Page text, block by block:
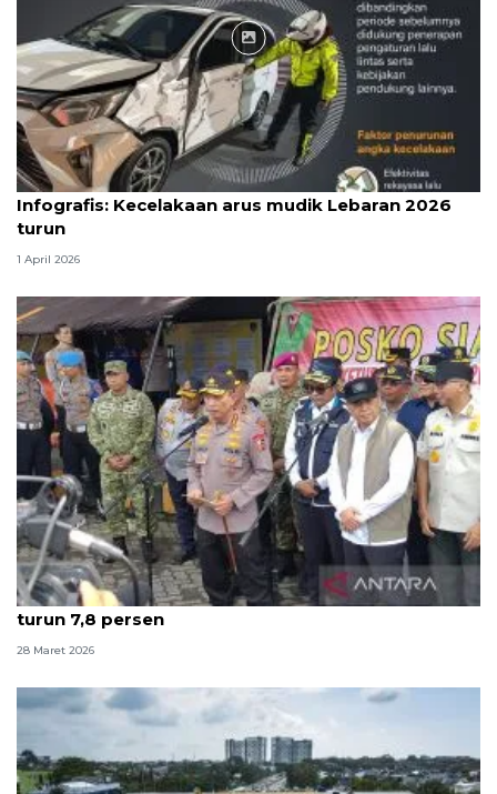
Infografik
Infografis: Kecelakaan arus mudik Lebaran 2026
turun
1 April 2026
Kapolri: Puncak arus balik terlewati, kecelakaan
turun 7,8 persen
28 Maret 2026